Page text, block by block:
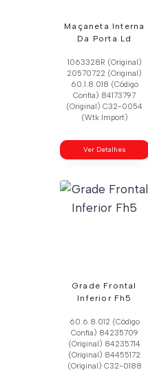
Maçaneta Interna
Da Porta Ld
1063328R (Original)
20570722 (Original)
60.1.8.018 (Código
Confia) 84173797
(Original) C32-0054
(Wtk Import)
Ver Detalhes
Grade Frontal
Inferior Fh5
60.6.8.012 (Código
Confia) 84235709
(Original) 84235714
(Original) 84455172
(Original) C32-0188